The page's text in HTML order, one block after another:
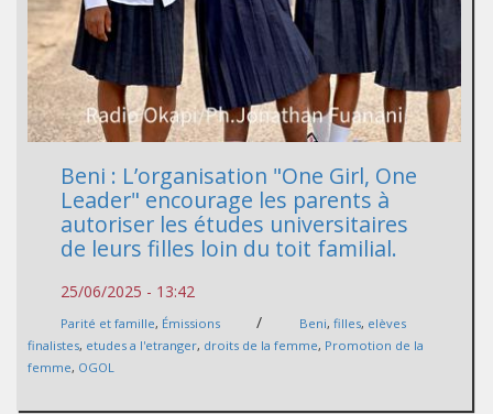
Beni : L’organisation "One Girl, One
Leader" encourage les parents à
autoriser les études universitaires
de leurs filles loin du toit familial.
25/06/2025 - 13:42
Parité et famille, Émissions / Beni, filles, elèves
finalistes, etudes a l'etranger, droits de la femme, Promotion de la
femme, OGOL